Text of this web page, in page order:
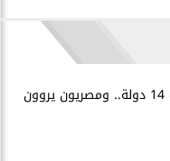
روسيا تجمع شباب 14 دولة.. ومصريون يروون